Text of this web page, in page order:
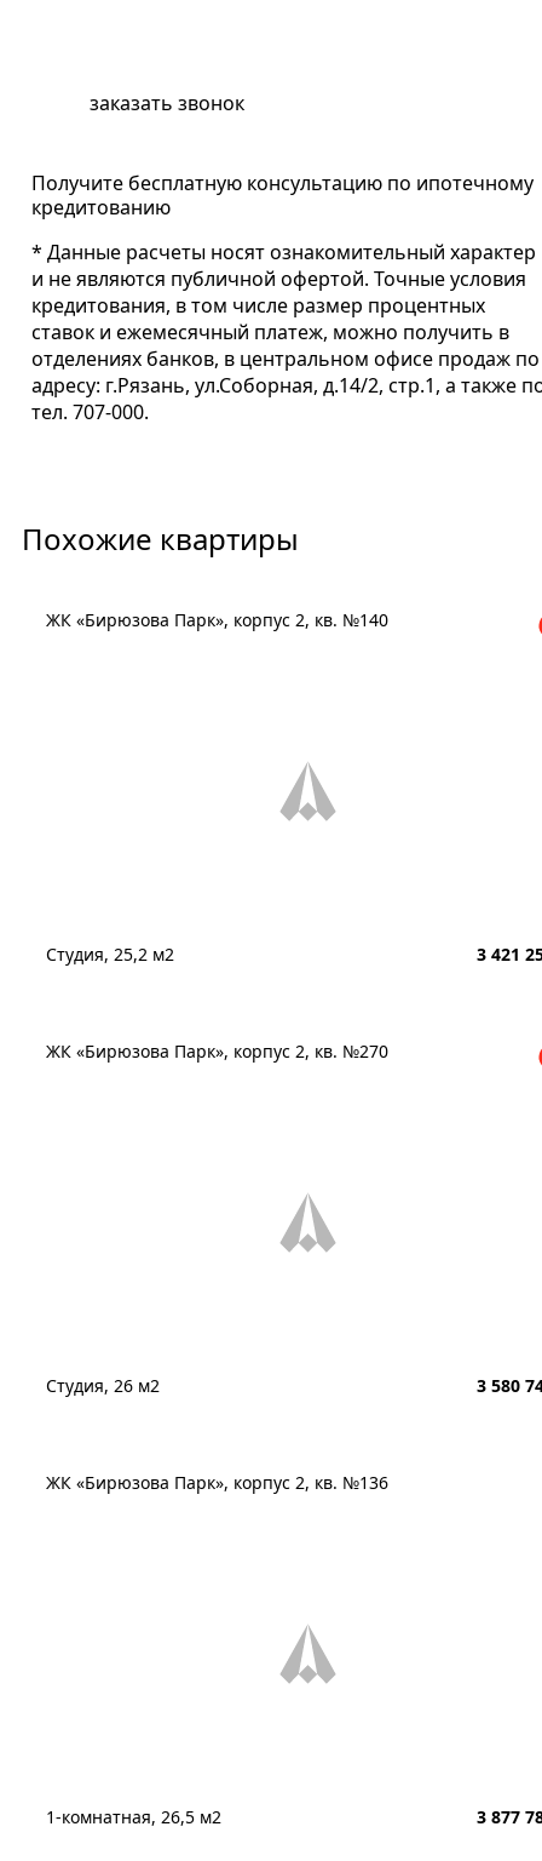
заказать звонок
Получите бесплатную консультацию по ипотечному
кредитованию
* Данные расчеты носят ознакомительный характер
и не являются публичной офертой. Точные условия
кредитования, в том числе размер процентных
ставок и ежемесячный платеж, можно получить в
отделениях банков, в центральном офисе продаж по
адресу: г.Рязань, ул.Соборная, д.14/2, стр.1, а также
тел. 707-000.
Похожие квартиры
ЖК «Бирюзова Парк», корпус 2, кв. №140
Студия, 25,2 м2 3 421
ЖК «Бирюзова Парк», корпус 2, кв. №270
Студия, 26 м2 3 580
ЖК «Бирюзова Парк», корпус 2, кв. №136
1-комнатная, 26,5 м2 3 877